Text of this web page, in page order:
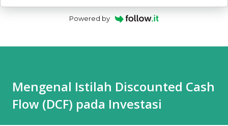
Powered by
Mengenal Istilah Discounted Cash
Flow (DCF) pada Investasi